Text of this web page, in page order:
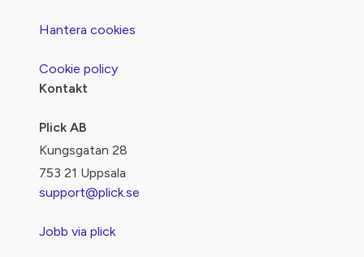
Hantera cookies
Cookie policy
Kontakt
Plick AB
Kungsgatan 28
753 21 Uppsala
support@plick.se
Jobb via plick